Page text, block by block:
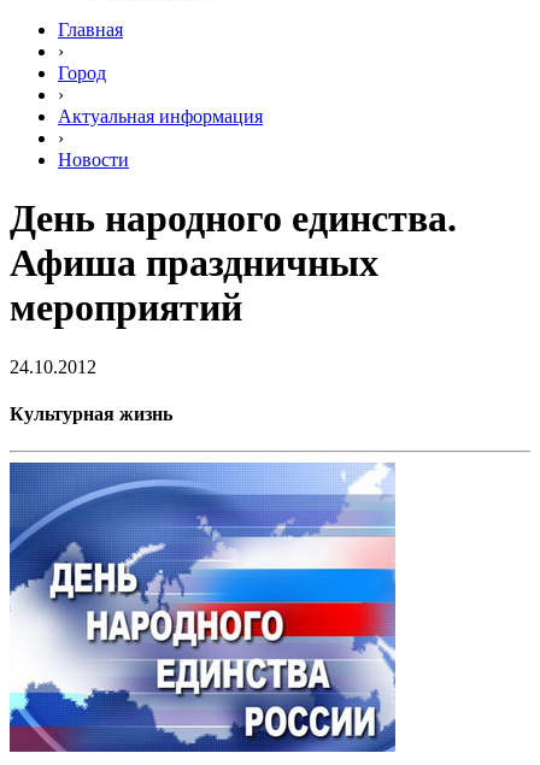
Главная
›
Город
›
Актуальная информация
›
Новости
День народного единства.
Афиша праздничных
мероприятий
24.10.2012
Культурная жизнь